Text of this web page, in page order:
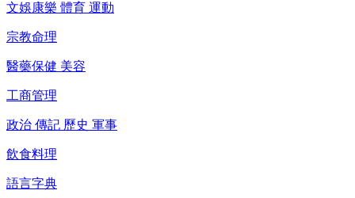
文娛康樂 體育 運動
宗教命理
醫藥保健 美容
工商管理
政治 傳記 歷史 軍事
飲食料理
語言字典